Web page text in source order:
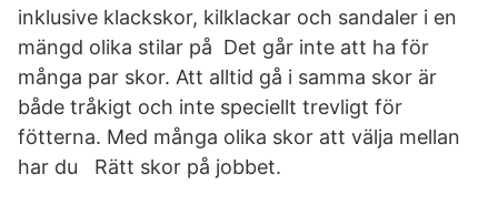
inklusive klackskor, kilklackar och sandaler i en
mängd olika stilar på Det går inte att ha för
många par skor. Att alltid gå i samma skor är
både tråkigt och inte speciellt trevligt för
fötterna. Med många olika skor att välja mellan
har du Rätt skor på jobbet.